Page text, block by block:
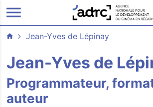
ALLER AU CONTENU
Jean-Yves de Lépinay
Jean-Yves de
Programmateur,
auteur